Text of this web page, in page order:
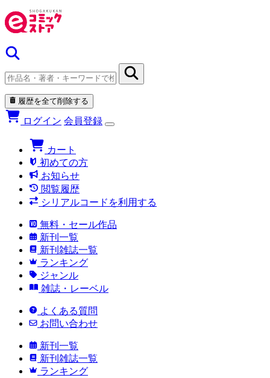
履歴を全て削除する
ログイン 会員登録
カート
初めての方
お知らせ
閲覧履歴
シリアルコードを利用する
無料・セール作品
新刊一覧
新刊雑誌一覧
ランキング
ジャンル
雑誌・レーベル
よくある質問
お問い合わせ
新刊一覧
新刊雑誌一覧
ランキング